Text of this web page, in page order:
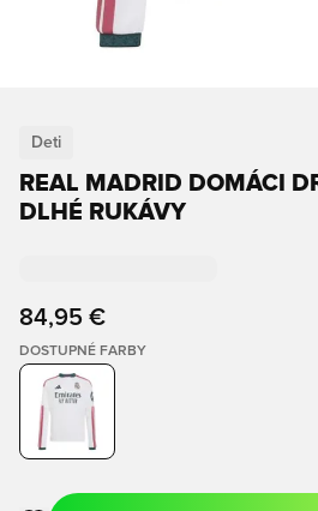
Deti
REAL MADRID DOMÁCI
DLHÉ RUKÁVY
84,95 €
DOSTUPNÉ FARBY